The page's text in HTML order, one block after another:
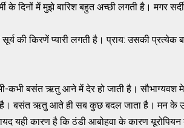
के दिनों में मुझे बारिश बहुत अच्छी लगती है। मगर
सूर्य की किरणें प्यारी लगती है। प्राय: उसकी प्रत्येक
कभी बसंत ऋतु आने में देर हो जाती है। सौभाग्यवश
है। बसंत ऋतु आते ही सब कुछ बदल जाता है। मन के
यही कारण है कि ठंडी आबोहवा के कारण